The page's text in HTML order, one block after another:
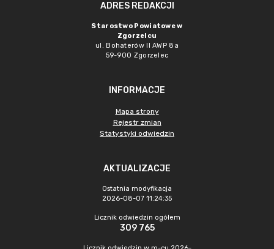
ADRES REDAKCJI
Starostwo Powiatowe w
Zgorzelcu
ul. Bohaterów II AWP 8a
59-900 Zgorzelec
INFORMACJE
Mapa strony
Rejestr zmian
Statystyki odwiedzin
AKTUALIZACJE
Ostatnia modyfikacja
2026-08-07 11:24:35
Licznik odwiedzin ogółem
309 765